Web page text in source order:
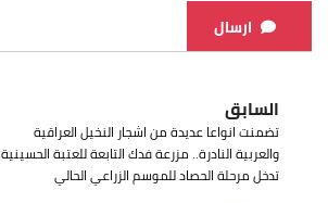
ارسال
السابق
تضمنت انواعا عديدة من اشجار النخيل العراقية
والعربية النادرة.. مزرعة فدك التابعة للعتبة الحسينية
تدخل مرحلة الحصاد للموسم الزراعي الحالي